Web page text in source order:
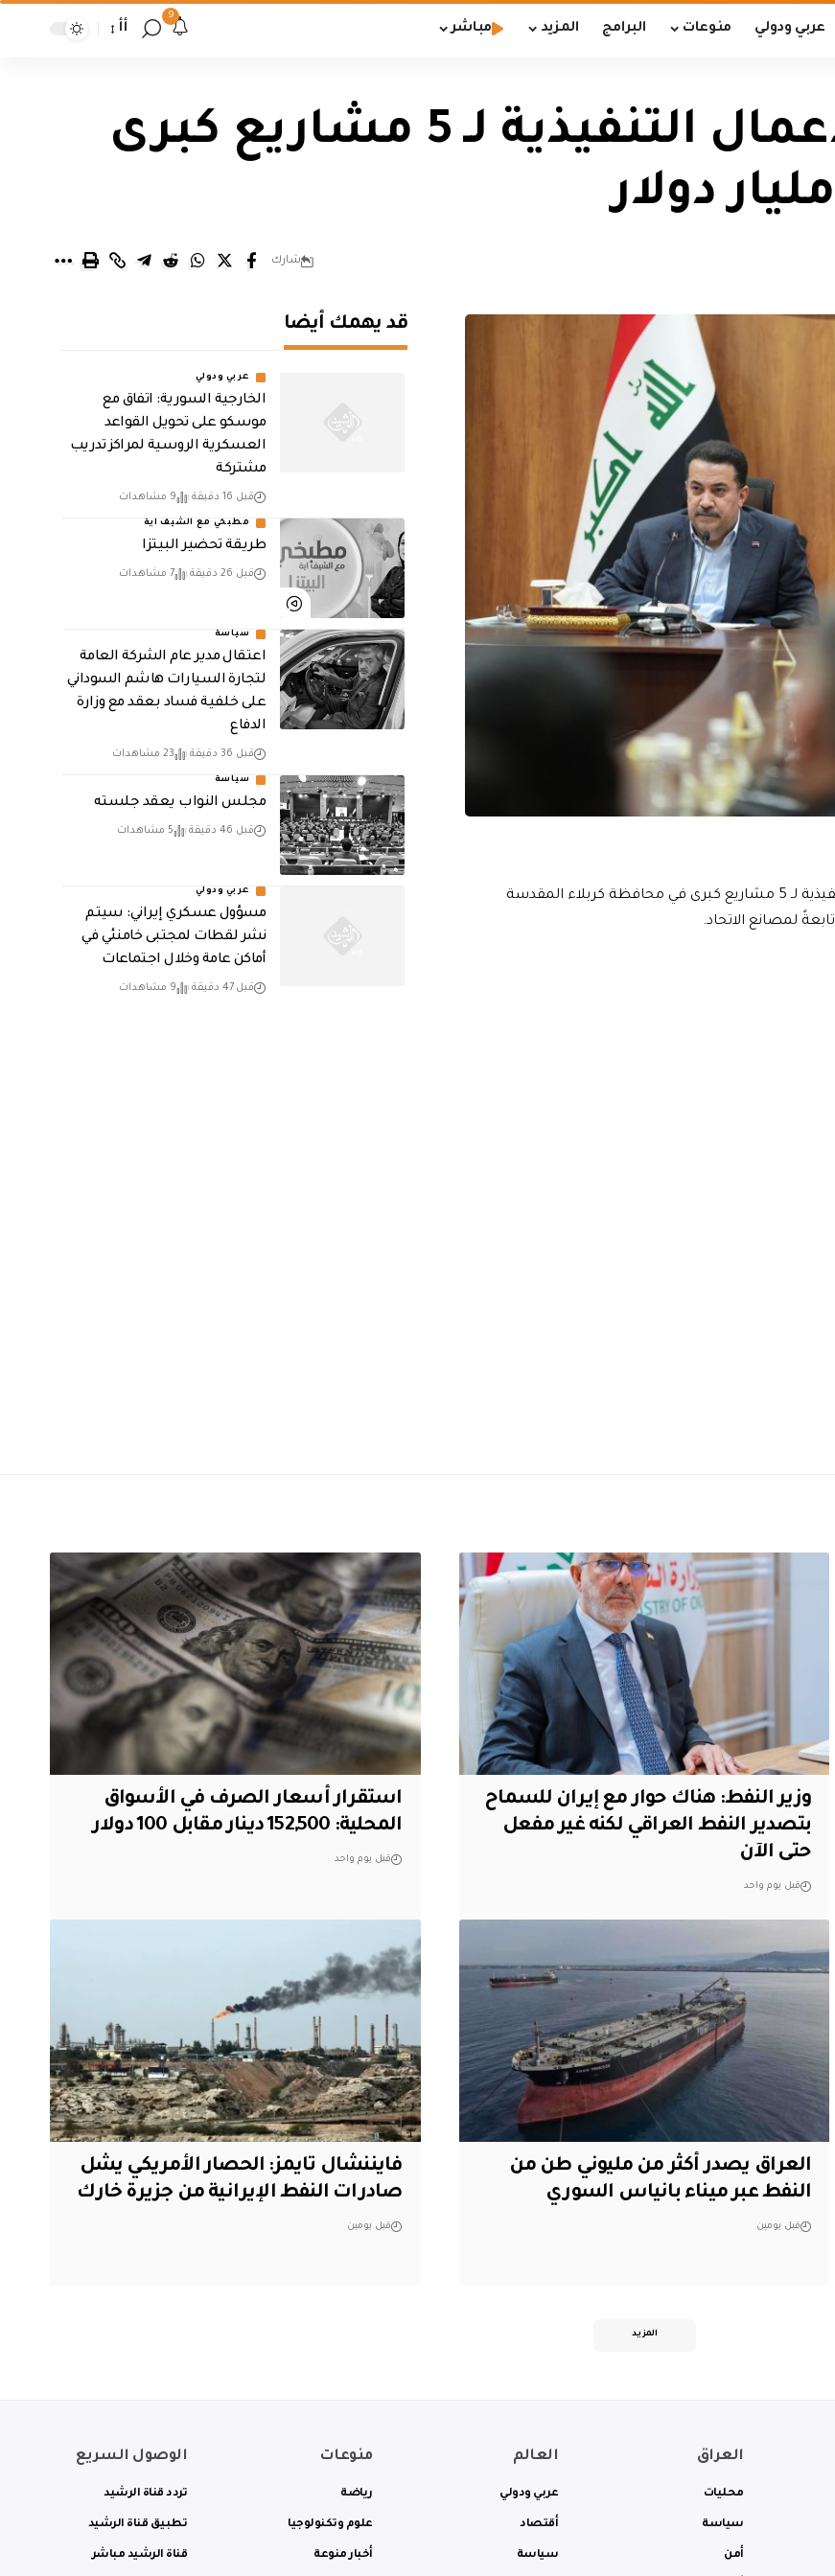
عربي ودولي منوعات البرامج المزيد مباشر
9
أأ
السوداني يطلق الأعمال التنفيذية لـ 5 مشاريع كبرى
شارك
رئيس مجلس الوزراء محمد شياع السوداني يطلق الأعمال التنفيذية لـ 5 مشاريع كبرى في محافظة كربلاء المقدسة
قد يهمك أيضا
عربي ودولي
الخارجية السورية: اتفاق مع
موسكو على تحويل القواعد
العسكرية الروسية لمراكز تدريب
مشتركة
قبل 16 دقيقة 9 مشاهدات
مطبخي مع الشيف اية
طريقة تحضير البيتزا
قبل 26 دقيقة 7 مشاهدات
سياسة
اعتقال مدير عام الشركة العامة
لتجارة السيارات هاشم السوداني
على خلفية فساد بعقد مع وزارة
الدفاع
قبل 36 دقيقة 23 مشاهدات
سياسة
مجلس النواب يعقد جلسته
قبل 46 دقيقة 5 مشاهدات
عربي ودولي
مسؤول عسكري إيراني: سيتم
نشر لقطات لمجتبى خامنئي في
أماكن عامة وخلال اجتماعات
قبل 47 دقيقة 9 مشاهدات
وزير النفط: هناك حوار مع إيران للسماح
بتصدير النفط العراقي لكنه غير مفعل
حتى الآن
قبل يوم واحد
استقرار أسعار الصرف في الأسواق
المحلية: 152,500 دينار مقابل 100 دولار
قبل يوم واحد
العراق يصدر أكثر من مليوني طن من
النفط عبر ميناء بانياس السوري
قبل يومين
فايننشال تايمز: الحصار الأمريكي يشل
صادرات النفط الإيرانية من جزيرة خارك
قبل يومين
المزيد
العراق
محليات
سياسة
أمن
العالم
عربي ودولي
أقتصاد
سياسة
منوعات
رياضة
علوم وتكنولوجيا
أخبار منوعة
الوصول السريع
تردد قناة الرشيد
تطبيق قناة الرشيد
قناة الرشيد مباشر